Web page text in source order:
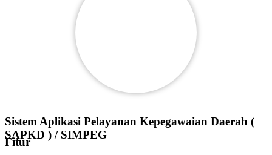
Sistem Aplikasi Pelayanan Kepegawaian Daerah (
SAPKD ) / SIMPEG
Fitur